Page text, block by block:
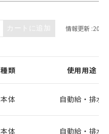
カートに追加 情報更新 :
種類 使用用途
本体 自動給・排水
本体 自動給・排水